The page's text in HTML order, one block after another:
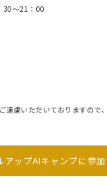
30～21：00
慮いただいておりますので
アップAIキャンプに参